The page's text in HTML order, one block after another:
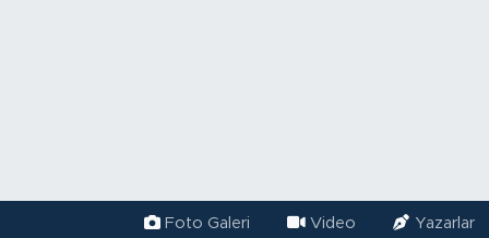
Foto Galeri Video Yazarlar